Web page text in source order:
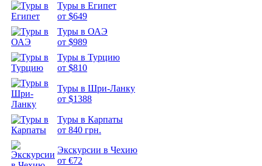
Туры в Египет
от $649
Туры в ОАЭ
от $989
Туры в Турцию
от $810
Туры в Шри-Ланку
от $1388
Туры в Карпаты
от 840 грн.
Экскурсии в Чехию
от €72